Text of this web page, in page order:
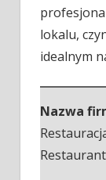
lokalu,
idealnym
Nazwa